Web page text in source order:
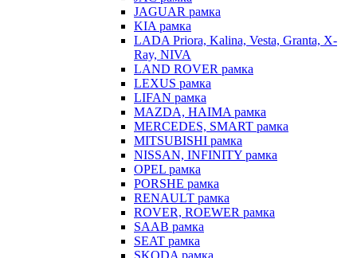
JAGUAR рамка
KIA рамка
LADA Priora, Kalina, Vesta, Granta, X-
Ray, NIVA
LAND ROVER рамка
LEXUS рамка
LIFAN рамка
MAZDA, HAIMA рамка
MERCEDES, SMART рамка
MITSUBISHI рамка
NISSAN, INFINITY рамка
OPEL рамка
PORSHE рамка
RENAULT рамка
ROVER, ROEWER рамка
SAAB рамка
SEAT рамка
SKODA рамка